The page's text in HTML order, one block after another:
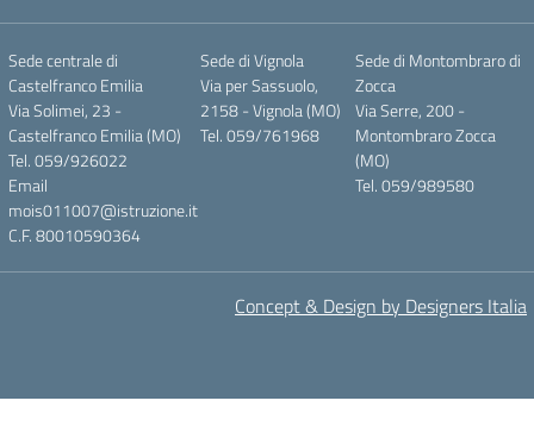
Sede centrale di
Castelfranco Emilia
Via Solimei, 23 -
Castelfranco Emilia (MO)
Tel. 059/926022
Email
mois011007@istruzione.it
C.F. 80010590364
Sede di Vignola
Via per Sassuolo,
2158 - Vignola (MO)
Tel. 059/761968
Sede di Montombraro di
Zocca
Via Serre, 200 -
Montombraro Zocca
(MO)
Tel. 059/989580
Concept & Design by Designers Italia